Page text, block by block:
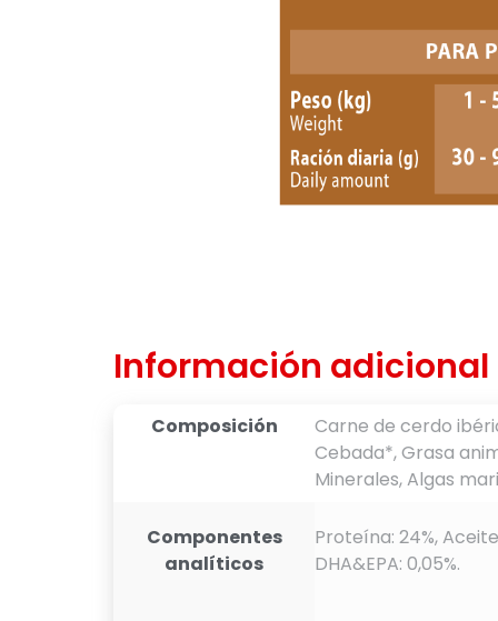
Información adicional
Composición
Carne de cerdo
Cebada*, Grasa
Minerales, Algas
Componentes
analíticos
Proteína: 24%,
DHA&EPA: 0,05%.